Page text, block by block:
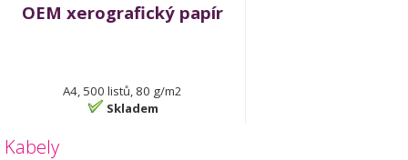
OEM xerografický papír
A4, 500 listů, 80 g/m2
Skladem
Kabely